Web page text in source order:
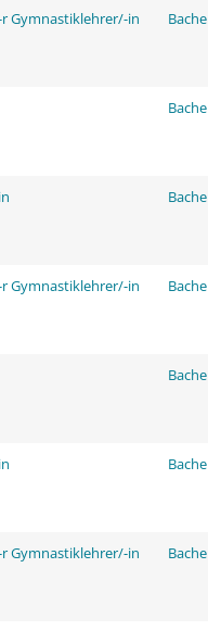
Gymnastiklehrer/-in
Gymnastiklehrer/-in
Gymnastiklehrer/-in